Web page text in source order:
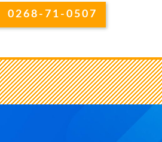
0268-71-0507